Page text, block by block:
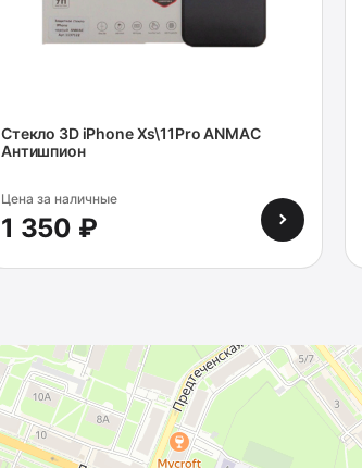
Cтекло 3D iPhone Xs\11Pro ANMAC
Антишпион
Цена за наличные
1 350 ₽